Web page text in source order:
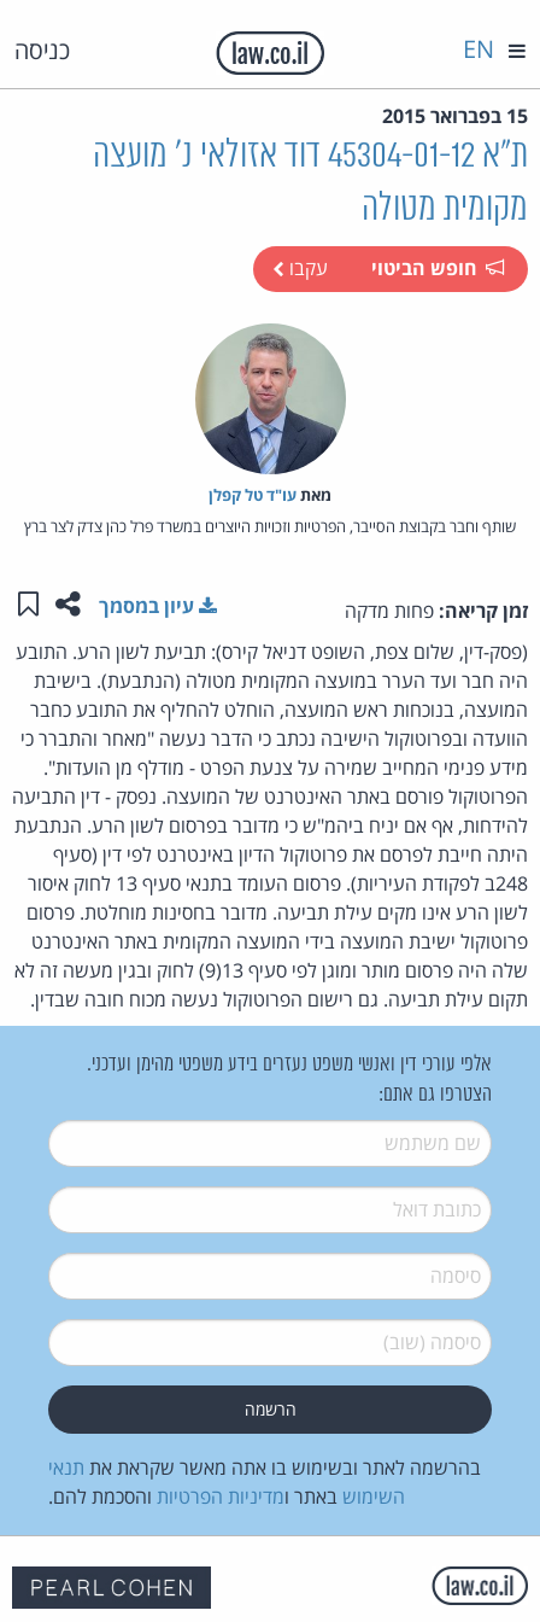
כניסה EN
15 בפברואר 2015
ת"א 45304-01-12 דוד אזולאי נ' מועצה
מקומית מטולה
חופש הביטוי עקבו
מאת‏עו"ד טל קפלן
שותף וחבר בקבוצת הסייבר, הפרטיות וזכויות היוצרים במשרד פרל כהן צדק לצר ברץ
זמן קריאה: פחות מדקה שתפו
עיון במסמך
(פסק-דין, שלום צפת, השופט דניאל קירס): תביעת לשון הרע. התובע
היה חבר ועד הערר במועצה המקומית מטולה (הנתבעת). בישיבת
המועצה, בנוכחות ראש המועצה, הוחלט להחליף את התובע כחבר
הוועדה ובפרוטוקול הישיבה נכתב כי הדבר נעשה "מאחר והתברר כי
מידע פנימי המחייב שמירה על צנעת הפרט - מודלף מן הועדות".
הפרוטוקול פורסם באתר האינטרנט של המועצה. נפסק - דין התביעה
להידחות, אף אם יניח ביהמ"ש כי מדובר בפרסום לשון הרע. הנתבעת
היתה חייבת לפרסם את פרוטוקול הדיון באינטרנט לפי דין (סעיף
248ב לפקודת העיריות). פרסום העומד בתנאי סעיף 13 לחוק איסור
לשון הרע אינו מקים עילת תביעה. מדובר בחסינות מוחלטת. פרסום
פרוטוקול ישיבת המועצה בידי המועצה המקומית באתר האינטרנט
שלה היה פרסום מותר ומוגן לפי סעיף 13(9) לחוק ובגין מעשה זה לא
תקום עילת תביעה. גם רישום הפרוטוקול נעשה מכוח חובה שבדין.
אלפי עורכי דין ואנשי משפט נעזרים בידע משפטי מהימן ועדכני.
הצטרפו גם אתם:
שם משתמש*
דואל*
סיסמה*
סיסמה (שוב)*
בהרשמה לאתר ובשימוש בו אתה מאשר שקראת את תנאי
השימוש באתר ומדיניות הפרטיות והסכמת להם.